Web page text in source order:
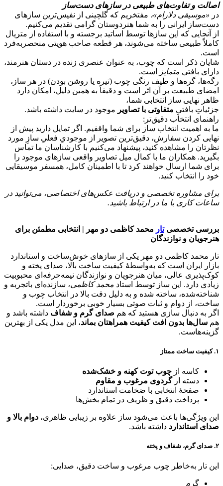
اصالت و تفاوت‌های طبیعی در سازهای دست‌ساز
در «موسیقی دلارام»، مفتخریم که گلچینی از نفیس‌ترین سازهای
دست‌ساز ایرانی را به شما هنردوستان گرامی تقدیم می‌کنیم.
از آنجایی که این سازها توسط اساتید برجسته و با استفاده از متریال
کاملاً طبیعی ساخته می‌شوند، هر قطعه صاحب هویتی منحصر‌به‌فرد
است.
شایان ذکر است که چوب، به عنوان عنصری زنده در دستان هنرمند،
دارای بافتی متمایز
است.
رگه‌ها، گره‌ها و طیف رنگی چوب (تیره یا روشن بودن) در هر ساز،
امضای طبیعت بر آن اثر است و دقیقاً به همین دلیل، امکان دارد
ظاهر نهایی ساز انتخابی شما،
جزئیاتِ بافتیِ متفاوتی با تصاویر موجود در سایت داشته باشد.
راهنمای انتخاب دقیق‌تر:
ما به اهمیت انتخاب ساز برای شما واقفیم. اگر تمایل دارید پیش از
نهایی کردن سفارش، دقیق‌ترین تصویر از موجودیِ فعلیِ سازِ مورد
نظرتان را مشاهده کنید، پیشنهاد می‌کنیم با کارشناسان ما تماس
بگیرید. همکاران ما با کمال میل تصاویر واقعی سازهای موجود را
برای شما ارسال خواهند کرد تا با اطمینان کامل، همسفر موسیقایی
خود را انتخاب کنید.
برای مشاوره تخصصی و دریافت عکس‌های اختصاصی، می‌توانید در
ساعات کاری با ما در ارتباط باشید.
بررسی تخصصیتار محمد کاظمی دو مهر | انتخابی مطمئن برای
هنرجویان و نوازندگان
تار محمد کاظمی دو مهر یکی از سازهای خوش‌ساخت و استاندارد
بازار ایران است که به‌واسطهٔ کیفیت ساخت بالا، صدای پخته و
کوک‌پذیری عالی، میان هنرجویان و نوازندگان نیمه‌حرفه‌ای محبوبیت
زیادی دارد. این ساز توسط استاد محمد کاظمی، سازنده‌ای باتجربه و
شناخته‌شده، ساخته شده و به دلیل دقت بالا در انتخاب چوب و
ساخت، از دوام و ثبات صوتی بسیار خوبی برخوردار است.
اگر به دنبال سازی هستید که هم صدای گرم و شفاف داشته باشد و
هم سال‌ها بدون افت کیفیت همراهتان بماند، این مدل یکی از بهترین
گزینه‌هاست.
۱. کیفیت ساخت ممتاز
کاسه از چوب توت کهنه و خشک‌شده
دسته ازگردوی مرغوب و مقاوم
صفحهٔ انتخابی با ضخامت استاندارد
پرداخت دقیق و ظریف در تمام بخش‌ها
این ویژگی‌ها باعث می‌شود ساز علاوه بر زیبایی ظاهری، دوام بالا و
صدای استاندارد داشته باشد.
۲. صدای گرم، شفاف و پخته
این تار به‌خاطر چوب مرغوب و ساخت دقیق، صدایی:
گرم